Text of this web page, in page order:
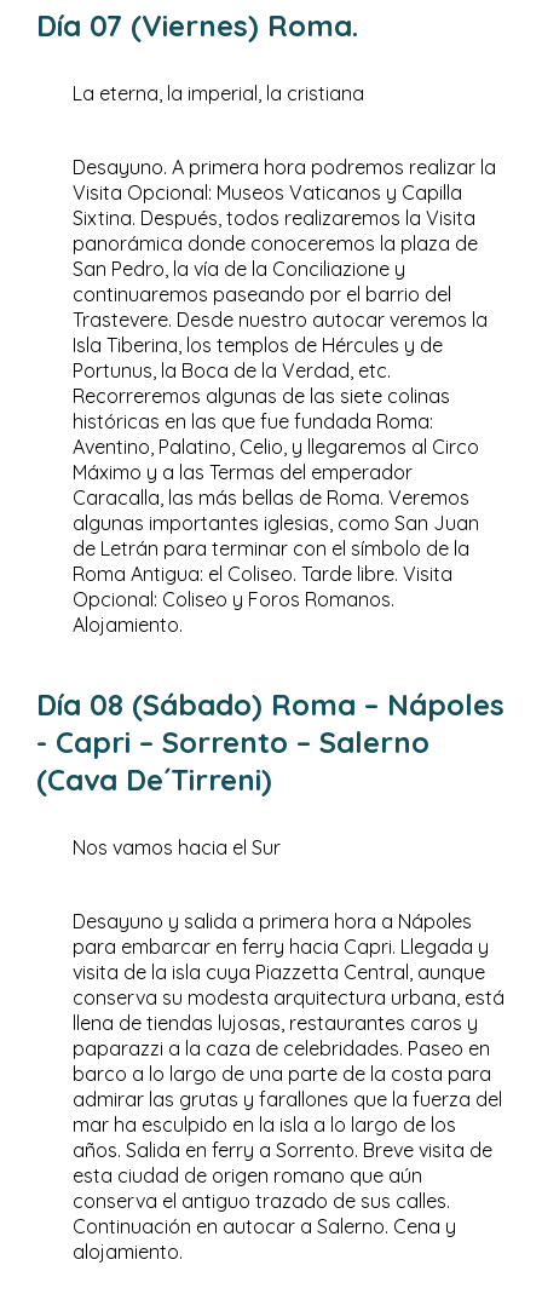
Día 07 (Viernes) Roma.
La eterna, la imperial, la cristiana
Desayuno. A primera hora podremos realizar la
Visita Opcional: Museos Vaticanos y Capilla
Sixtina. Después, todos realizaremos la Visita
panorámica donde conoceremos la plaza de
San Pedro, la vía de la Conciliazione y
continuaremos paseando por el barrio del
Trastevere. Desde nuestro autocar veremos la
Isla Tiberina, los templos de Hércules y de
Portunus, la Boca de la Verdad, etc.
Recorreremos algunas de las siete colinas
históricas en las que fue fundada Roma:
Aventino, Palatino, Celio, y llegaremos al Circo
Máximo y a las Termas del emperador
Caracalla, las más bellas de Roma. Veremos
algunas importantes iglesias, como San Juan
de Letrán para terminar con el símbolo de la
Roma Antigua: el Coliseo. Tarde libre. Visita
Opcional: Coliseo y Foros Romanos.
Alojamiento.
Día 08 (Sábado) Roma – Nápoles
- Capri – Sorrento – Salerno
(Cava De´Tirreni)
Nos vamos hacia el Sur
Desayuno y salida a primera hora a Nápoles
para embarcar en ferry hacia Capri. Llegada y
visita de la isla cuya Piazzetta Central, aunque
conserva su modesta arquitectura urbana, está
llena de tiendas lujosas, restaurantes caros y
paparazzi a la caza de celebridades. Paseo en
barco a lo largo de una parte de la costa para
admirar las grutas y farallones que la fuerza del
mar ha esculpido en la isla a lo largo de los
años. Salida en ferry a Sorrento. Breve visita de
esta ciudad de origen romano que aún
conserva el antiguo trazado de sus calles.
Continuación en autocar a Salerno. Cena y
alojamiento.